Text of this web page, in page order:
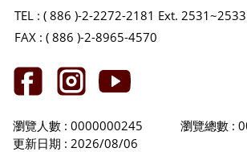
TEL : ( 886 )-2-2272-2181 Ext. 2531~2533
FAX : ( 886 )-2-8965-4570
瀏覽人數 : 0000000245
瀏覽總數 :
更新日期 : 2026/08/06